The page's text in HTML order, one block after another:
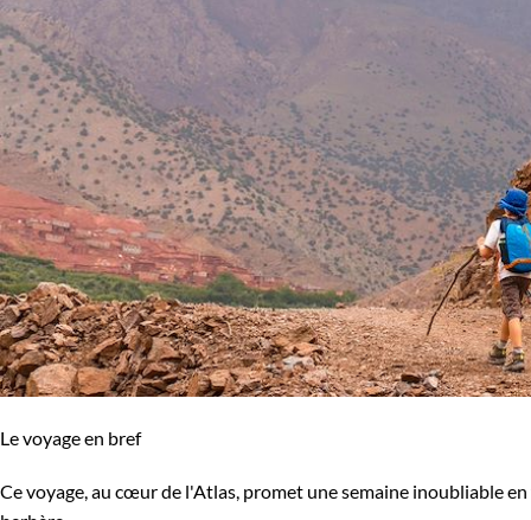
Le voyage en bref
Ce voyage, au cœur de l'Atlas, promet une semaine inoubliable